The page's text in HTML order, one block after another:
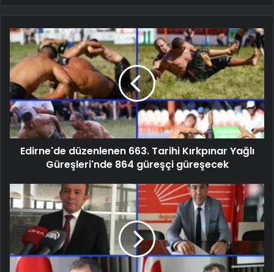
Edirne'de düzenlenen 663. Tarihi Kırkpınar Yağlı
Güreşleri'nde 864 güreşçi güreşecek